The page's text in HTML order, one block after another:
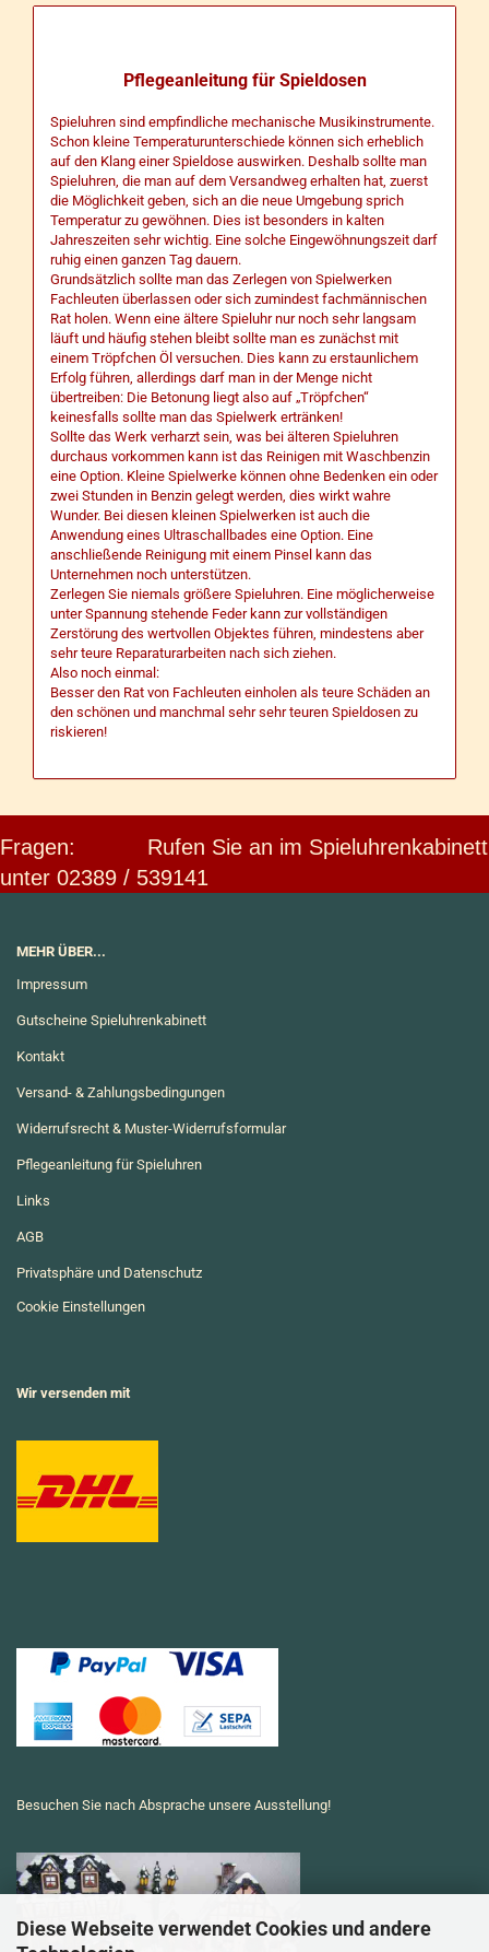
Diese Webseite verwendet Cookies und andere
Pflegeanleitung für Spieldosen
Spieluhren sind empfindliche mechanische Musikinstrumente.
Schon kleine Temperaturunterschiede können sich erheblich
auf den Klang einer Spieldose auswirken. Deshalb sollte man
Spieluhren, die man auf dem Versandweg erhalten hat, zuerst
die Möglichkeit geben, sich an die neue Umgebung sprich
Temperatur zu gewöhnen. Dies ist besonders in kalten
Jahreszeiten sehr wichtig. Eine solche Eingewöhnungszeit darf
ruhig einen ganzen Tag dauern.
Grundsätzlich sollte man das Zerlegen von Spielwerken
Fachleuten überlassen oder sich zumindest fachmännischen
Rat holen. Wenn eine ältere Spieluhr nur noch sehr langsam
läuft und häufig stehen bleibt sollte man es zunächst mit
einem Tröpfchen Öl versuchen. Dies kann zu erstaunlichem
Erfolg führen, allerdings darf man in der Menge nicht
übertreiben: Die Betonung liegt also auf „Tröpfchen“
keinesfalls sollte man das Spielwerk ertränken!
Sollte das Werk verharzt sein, was bei älteren Spieluhren
durchaus vorkommen kann ist das Reinigen mit Waschbenzin
eine Option. Kleine Spielwerke können ohne Bedenken ein oder
zwei Stunden in Benzin gelegt werden, dies wirkt wahre
Wunder. Bei diesen kleinen Spielwerken ist auch die
Anwendung eines Ultraschallbades eine Option. Eine
anschließende Reinigung mit einem Pinsel kann das
Unternehmen noch unterstützen.
Zerlegen Sie niemals größere Spieluhren. Eine möglicherweise
unter Spannung stehende Feder kann zur vollständigen
Zerstörung des wertvollen Objektes führen, mindestens aber
sehr teure Reparaturarbeiten nach sich ziehen.
Also noch einmal:
Besser den Rat von Fachleuten einholen als teure Schäden an
den schönen und manchmal sehr sehr teuren Spieldosen zu
riskieren!
Fragen: Rufen Sie an im Spieluhrenkabinett
unter 02389 / 539141
MEHR ÜBER...
Impressum
Gutscheine Spieluhrenkabinett
Kontakt
Versand- & Zahlungsbedingungen
Widerrufsrecht & Muster-Widerrufsformular
Pflegeanleitung für Spieluhren
Links
AGB
Privatsphäre und Datenschutz
Cookie Einstellungen
Wir versenden mit
Besuchen Sie nach Absprache unsere Ausstellung!